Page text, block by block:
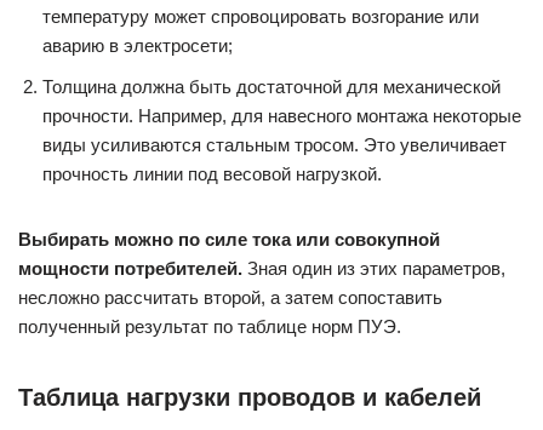
температуру может спровоцировать возгорание или
аварию в электросети;
Толщина должна быть достаточной для механической
прочности. Например, для навесного монтажа некоторые
виды усиливаются стальным тросом. Это увеличивает
прочность линии под весовой нагрузкой.
Выбирать можно по силе тока или совокупной
мощности потребителей. Зная один из этих параметров,
несложно рассчитать второй, а затем сопоставить
полученный результат по таблице норм ПУЭ.
Таблица нагрузки проводов и кабелей